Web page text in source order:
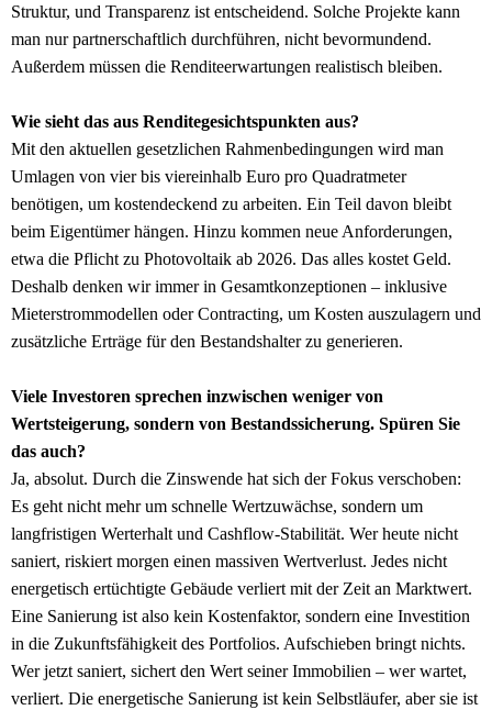
Struktur, und Transparenz ist entscheidend. Solche Projekte kann
man nur partnerschaftlich durchführen, nicht bevormundend.
Außerdem müssen die Renditeerwartungen realistisch bleiben.
Wie sieht das aus Renditegesichtspunkten aus?
Mit den aktuellen gesetzlichen Rahmenbedingungen wird man
Umlagen von vier bis viereinhalb Euro pro Quadratmeter
benötigen, um kostendeckend zu arbeiten. Ein Teil davon bleibt
beim Eigentümer hängen. Hinzu kommen neue Anforderungen,
etwa die Pflicht zu Photovoltaik ab 2026. Das alles kostet Geld.
Deshalb denken wir immer in Gesamtkonzeptionen – inklusive
Mieterstrommodellen oder Contracting, um Kosten auszulagern und
zusätzliche Erträge für den Bestandshalter zu generieren.
Viele Investoren sprechen inzwischen weniger von
Wertsteigerung, sondern von Bestandssicherung. Spüren Sie
das auch?
Ja, absolut. Durch die Zinswende hat sich der Fokus verschoben:
Es geht nicht mehr um schnelle Wertzuwächse, sondern um
langfristigen Werterhalt und Cashflow-Stabilität. Wer heute nicht
saniert, riskiert morgen einen massiven Wertverlust. Jedes nicht
energetisch ertüchtigte Gebäude verliert mit der Zeit an Marktwert.
Eine Sanierung ist also kein Kostenfaktor, sondern eine Investition
in die Zukunftsfähigkeit des Portfolios. Aufschieben bringt nichts.
Wer jetzt saniert, sichert den Wert seiner Immobilien – wer wartet,
verliert. Die energetische Sanierung ist kein Selbstläufer, aber sie ist